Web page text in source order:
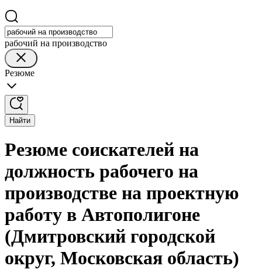
рабочий на производство
Резюме
Найти
Резюме соискателей на
должность рабочего на
производстве на проектную
работу в Автополигоне
(Дмитровский городской
округ, Московская область)